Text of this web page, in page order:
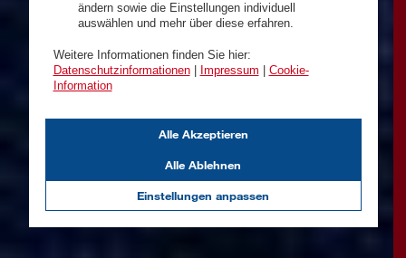
ändern sowie die Einstellungen individuell
auswählen und mehr über diese erfahren.
Weitere Informationen finden Sie hier:
Datenschutzinformationen| Impressum
Cookie-
Information
Einstellungen anpassen
Alle Ablehnen
Alle Akzeptieren